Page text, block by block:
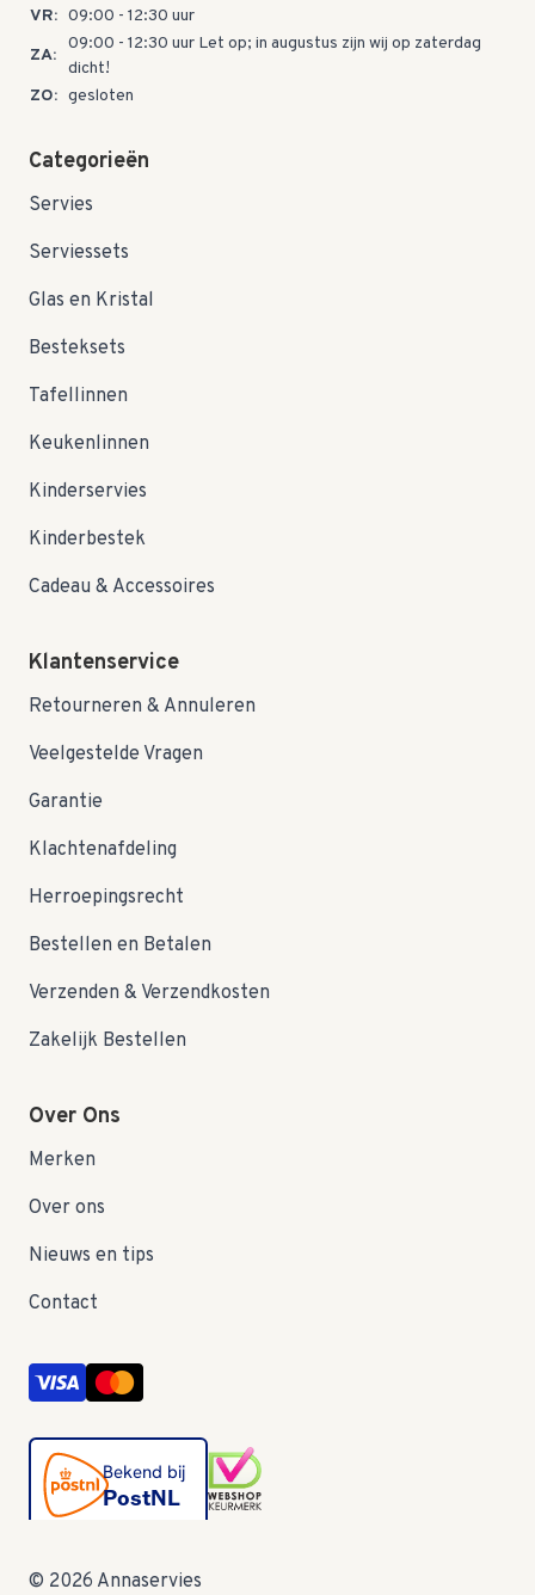
VR: 09:00 - 12:30 uur
ZA:
09:00 - 12:30 uur Let op; in augustus zijn wij op zaterdag
dicht!
ZO: gesloten
Categorieën
Servies
Serviessets
Glas en Kristal
Besteksets
Tafellinnen
Keukenlinnen
Kinderservies
Kinderbestek
Cadeau & Accessoires
Klantenservice
Retourneren & Annuleren
Veelgestelde Vragen
Garantie
Klachtenafdeling
Herroepingsrecht
Bestellen en Betalen
Verzenden & Verzendkosten
Zakelijk Bestellen
Over Ons
Merken
Over ons
Nieuws en tips
Contact
© 2026 Annaservies